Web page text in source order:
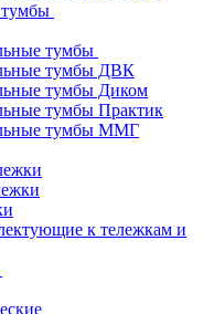
тумбы
тумбы ДВК
тумбы Диком
тумбы Практик
тумбы ММГ
к тележкам и